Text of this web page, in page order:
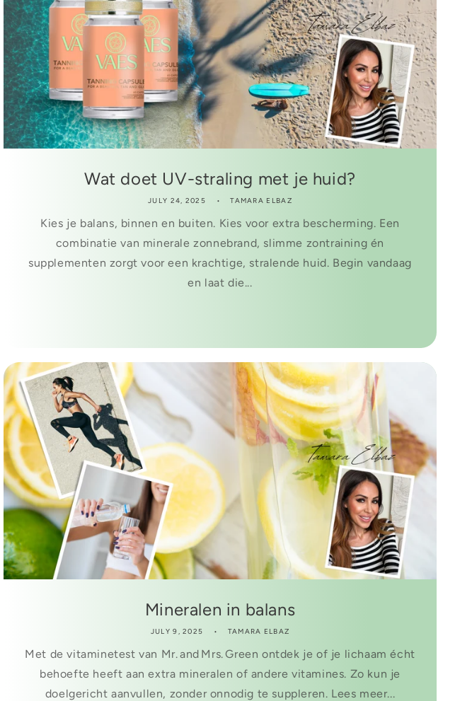
Wat doet UV-straling met je huid?
JULY 24, 2025 TAMARA ELBAZ
Kies je balans, binnen en buiten. Kies voor extra bescherming. Een
combinatie van minerale zonnebrand, slimme zontraining én
supplementen zorgt voor een krachtige, stralende huid. Begin vandaag
en laat die...
Mineralen in balans
JULY 9, 2025 TAMARA ELBAZ
Met de vitaminetest van Mr. and Mrs. Green ontdek je of je lichaam écht
behoefte heeft aan extra mineralen of andere vitamines. Zo kun je
doelgericht aanvullen, zonder onnodig te suppleren. Lees meer...